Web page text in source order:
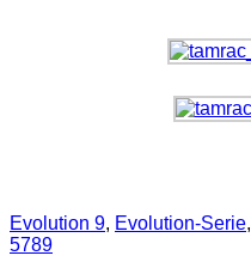
Evolution 9, Evolution-Serie,
5789